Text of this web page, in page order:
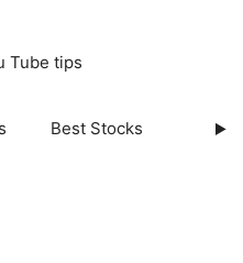
Tube tips
Best Stocks